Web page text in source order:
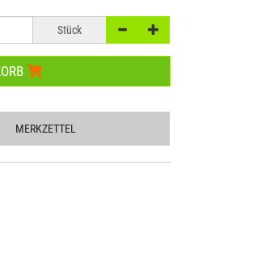
Stück
MERKZETTEL